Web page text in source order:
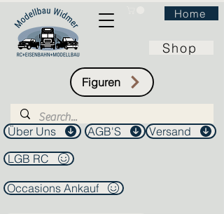
Home
Shop
Figuren
Über Uns AGB'S
Versand
LGB RC
Occasions Ankauf